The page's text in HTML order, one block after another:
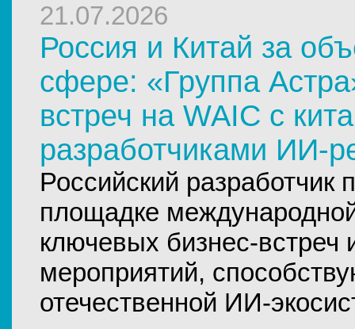
21.07.2026
Россия и Китай за
сфере: «Группа
встреч на WAIC с
разработчиками ИИ-
Российский разработчик
площадке
ключевых бизнес-встреч
мероприятий,
отечественной ИИ-